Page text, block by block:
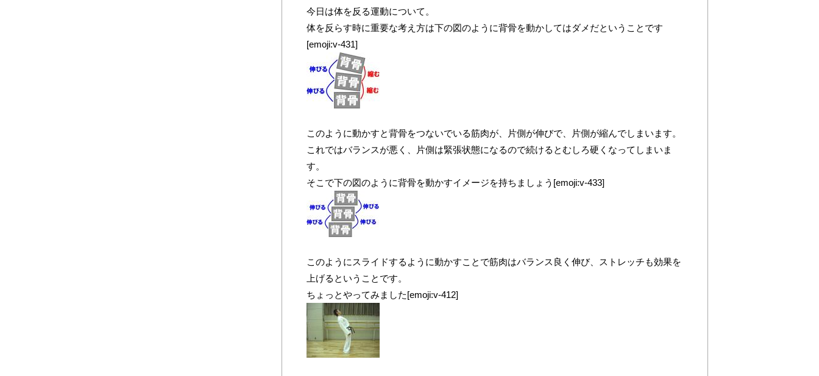
今日は体を反る運動について。
体を反らす時に重要な考え方は下の図のように背骨を動かしてはダメだということです
[emoji:v-431]
このように動かすと背骨をつないでいる筋肉が、片側が伸びで、片側が縮んでしまいます。
これではバランスが悪く、片側は緊張状態になるので続けるとむしろ硬くなってしまいま
す。
そこで下の図のように背骨を動かすイメージを持ちましょう[emoji:v-433]
このようにスライドするように動かすことで筋肉はバランス良く伸び、ストレッチも効果を
上げるということです。
ちょっとやってみました[emoji:v-412]